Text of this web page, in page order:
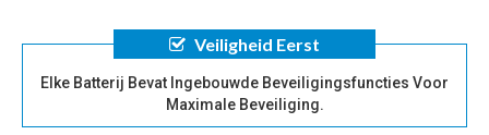
Veiligheid Eerst
Elke Batterij Bevat Ingebouwde Beveiligingsfuncties Voor
Maximale Beveiliging.